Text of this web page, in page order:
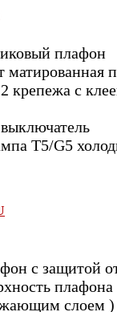
плафон
матированная
крепежа с
T5/G5
с защитой
плафона
слоем )